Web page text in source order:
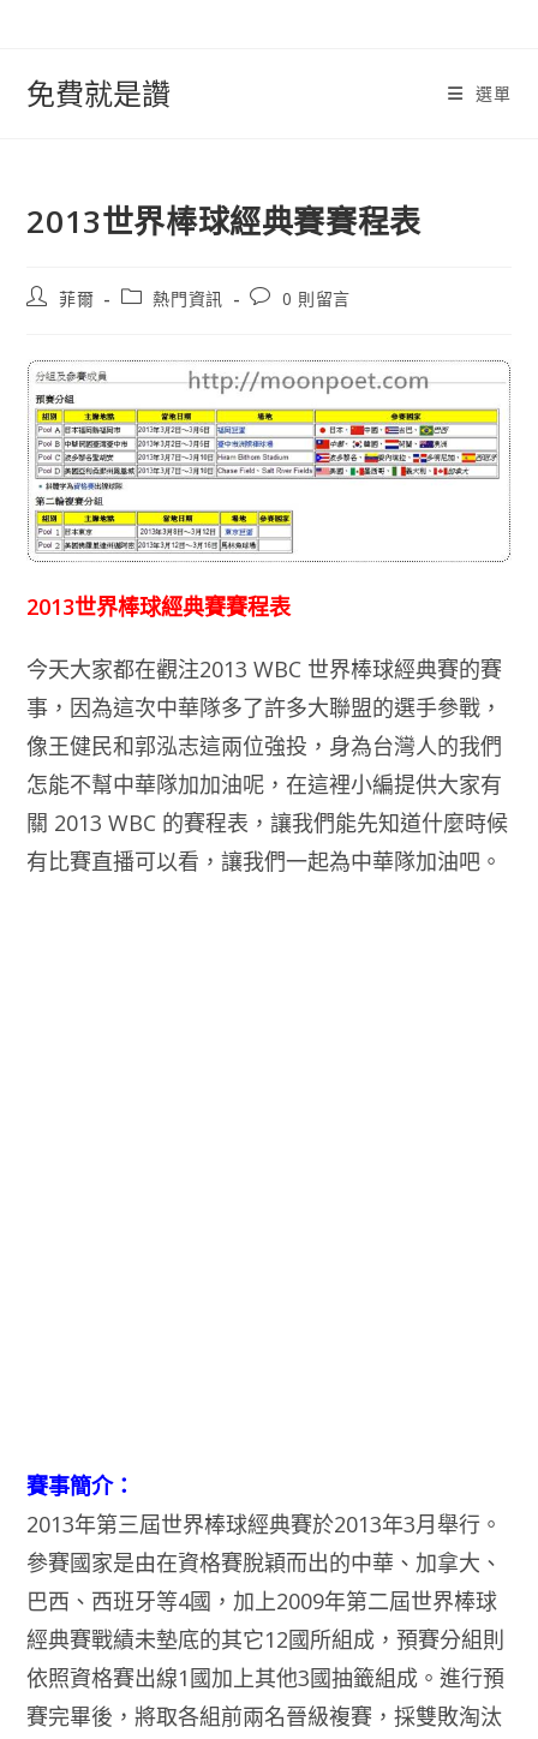
免費就是讚 選單
2013世界棒球經典賽賽程表
文
者:
菲爾
文
別:
熱門資訊
文
論：
0 則留言
2013世界棒球經典賽賽程表
今天大家都在觀注2013 WBC 世界棒球經典賽的賽
事，因為這次中華隊多了許多大聯盟的選手參戰，
像王健民和郭泓志這兩位強投，身為台灣人的我們
怎能不幫中華隊加加油呢，在這裡小編提供大家有
關 2013 WBC 的賽程表，讓我們能先知道什麼時候
有比賽直播可以看，讓我們一起為中華隊加油吧。
賽事簡介：
2013年第三屆世界棒球經典賽於2013年3月舉行。
參賽國家是由在資格賽脫穎而出的中華、加拿大、
巴西、西班牙等4國，加上2009年第二屆世界棒球
經典賽戰績未墊底的其它12國所組成，預賽分組則
依照資格賽出線1國加上其他3國抽籤組成。進行預
賽完畢後，將取各組前兩名晉級複賽，採雙敗淘汰